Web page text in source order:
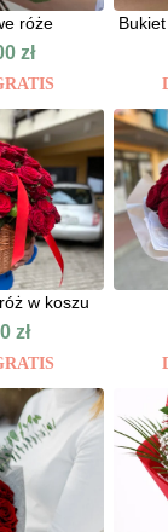
róże
zł
w koszu
zł